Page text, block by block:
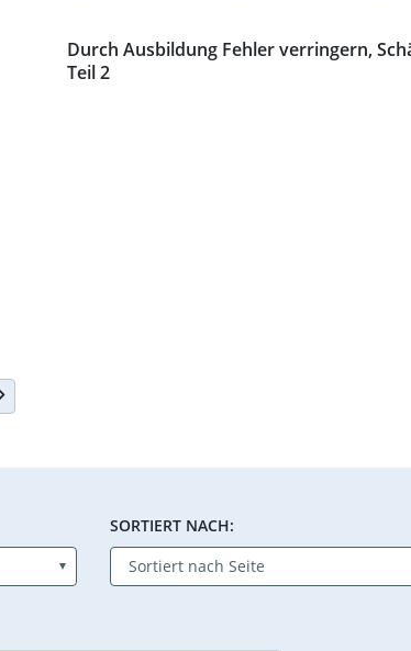
Durch Ausbildung Fehler verringern,
Teil 2
SORTIERT NACH: